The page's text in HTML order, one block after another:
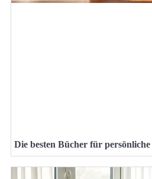
Die besten Bücher für